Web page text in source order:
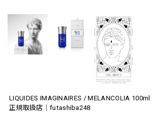
LIQUIDES IMAGINAIRES / MELANCOLIA
正規取扱店｜futashiba248